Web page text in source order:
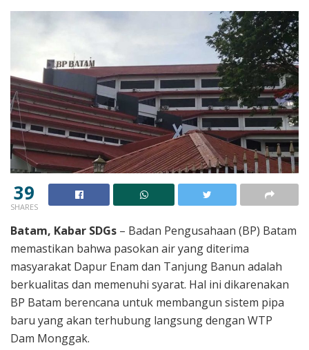
39
SHARES
Batam, Kabar SDGs – Badan Pengusahaan (BP) Batam
memastikan bahwa pasokan air yang diterima
masyarakat Dapur Enam dan Tanjung Banun adalah
berkualitas dan memenuhi syarat. Hal ini dikarenakan
BP Batam berencana untuk membangun sistem pipa
baru yang akan terhubung langsung dengan WTP
Dam Monggak.